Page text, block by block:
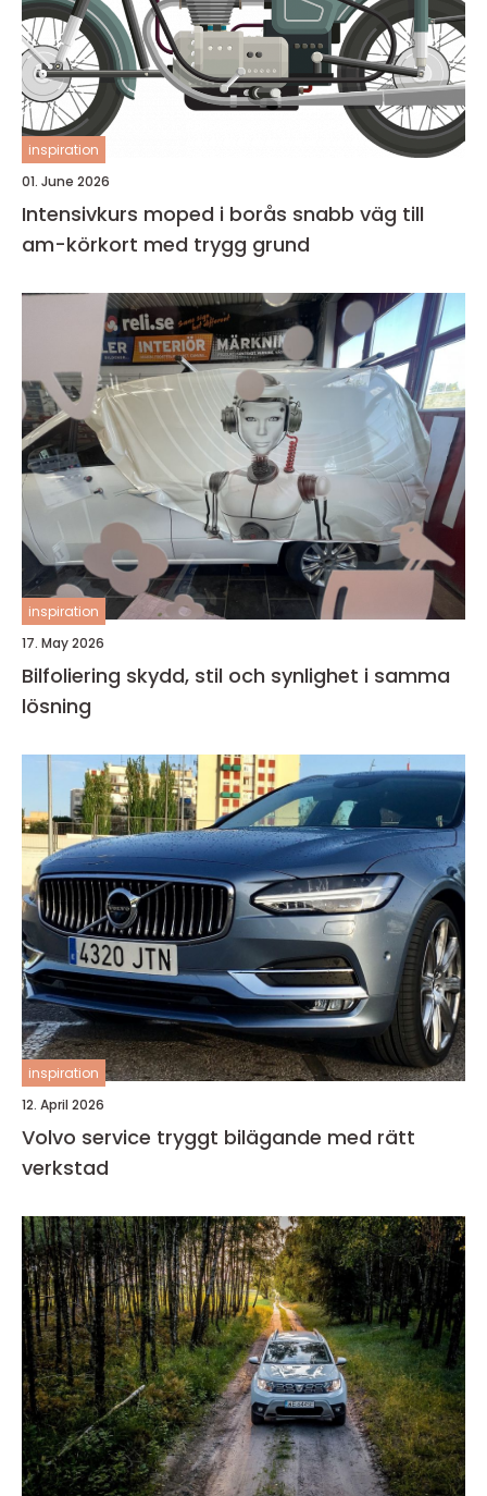
inspiration
01. June 2026
Intensivkurs moped i borås snabb väg till
am-körkort med trygg grund
inspiration
17. May 2026
Bilfoliering skydd, stil och synlighet i samma
lösning
inspiration
12. April 2026
Volvo service tryggt bilägande med rätt
verkstad